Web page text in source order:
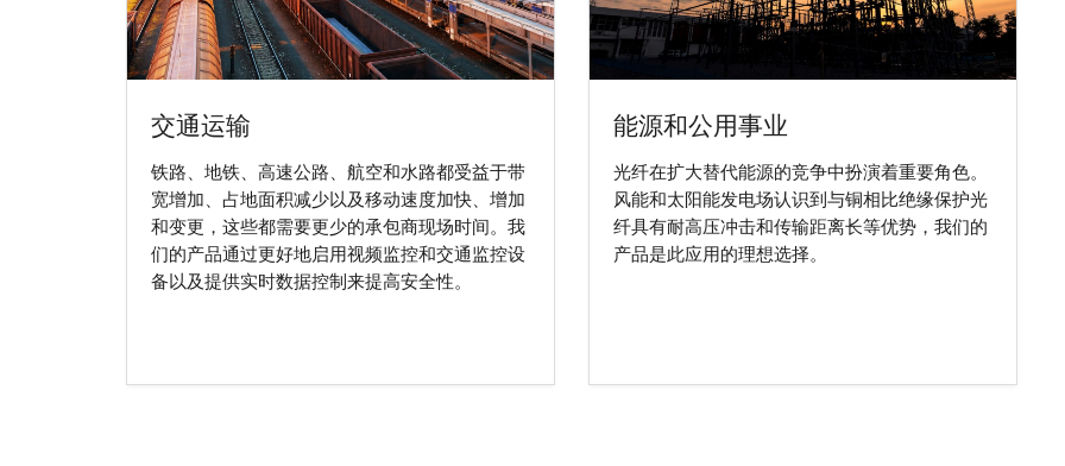
交通运输
铁路、地铁、高速公路、航空和水路都受益于带
宽增加、占地面积减少以及移动速度加快、增加
和变更，这些都需要更少的承包商现场时间。我
们的产品通过更好地启用视频监控和交通监控设
备以及提供实时数据控制来提高安全性。
能源和公用事业
光纤在扩大替代能源的竞争中扮演着重要角色。
风能和太阳能发电场认识到与铜相比绝缘保护光
纤具有耐高压冲击和传输距离长等优势，我们的
产品是此应用的理想选择。